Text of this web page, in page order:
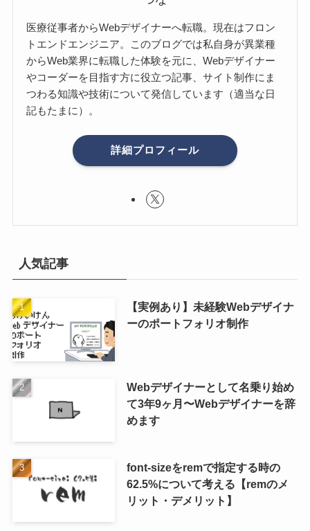
医療従事者からWebデザイナーへ転職。現在はフロン
トエンドエンジニア。このブログでは私自身が異業種
からWeb業界に転職した体験を元に、Webデザイナー
やコーダーを目指す方に役立つ記事、サイト制作にま
つわる知識や技術について発信しています（適当な日
記もたまに）。
詳細プロフィール
人気記事
【実例あり】未経験Webデザイナ
ーのポートフォリオ制作
Webデザイナーとして名乗り始め
て3年9ヶ月〜Webデザイナーを辞
めます
font-sizeをremで指定する時の
62.5%について考える【remのメ
リット・デメリット】